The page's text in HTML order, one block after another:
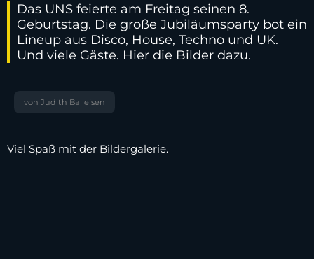
Das UNS feierte am Freitag seinen 8.
Geburtstag. Die große Jubiläumsparty bot ein
Lineup aus Disco, House, Techno und UK.
Und viele Gäste. Hier die Bilder dazu.
von Judith Balleisen
Viel Spaß mit der Bildergalerie.